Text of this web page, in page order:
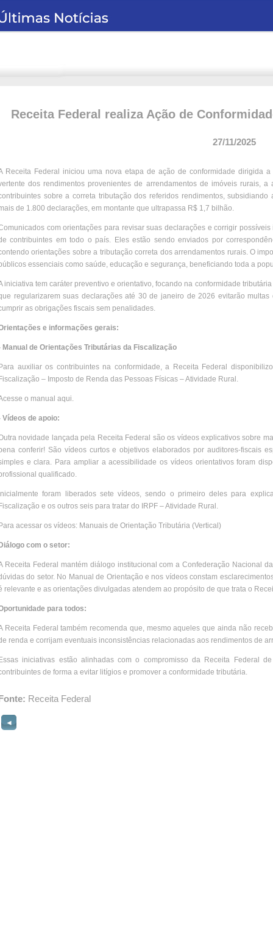
Receita Federal realiza Ação de
27/11/2025
Receita Federal iniciou uma nova etapa de ação de conformidade dirigida
dos rendimentos provenientes de arrendamentos de imóveis rurais,
sobre a correta tributação dos referidos rendimentos,
de 1.800 declarações, em montante que ultrapassa R$ 1,7 bilhão.
com orientações para revisar suas declarações e corrigir
contribuintes em todo o país. Eles estão sendo enviados por
orientações sobre a tributação correta dos arrendamentos rurais. O
essenciais como saúde, educação e segurança, beneficiando toda a
iniciativa tem caráter preventivo e orientativo, focando na conformidade
regularizarem suas declarações até 30 de janeiro de 2026 evitarão
as obrigações fiscais sem penalidades.
e informações gerais:
Manual de Orientações Tributárias da Fiscalização
auxiliar os contribuintes na conformidade, a Receita Federal
– Imposto de Renda das Pessoas Físicas – Atividade Rural.
o manual aqui.
Vídeos de apoio:
novidade lançada pela Receita Federal são os vídeos explicativos sobre
conferir! São vídeos curtos e objetivos elaborados por auditores-fiscais
e clara. Para ampliar a acessibilidade os vídeos orientativos foram
qualificado.
foram liberados sete vídeos, sendo o primeiro deles para
e os outros seis para tratar do IRPF – Atividade Rural.
acessar os vídeos: Manuais de Orientação Tributária (Vertical)
com o setor:
Receita Federal mantém diálogo institucional com a Confederação Nacional
do setor. No Manual de Orientação e nos vídeos constam
relevante e as orientações divulgadas atendem ao propósito de que trata o
para todos:
Receita Federal também recomenda que, mesmo aqueles que ainda não
renda e corrijam eventuais inconsistências relacionadas aos rendimentos de
iniciativas estão alinhadas com o compromisso da Receita Federal
de forma a evitar litígios e promover a conformidade tributária.
Receita Federal
◄